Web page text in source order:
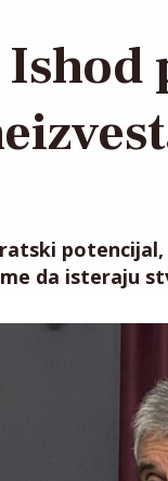
da isteraju